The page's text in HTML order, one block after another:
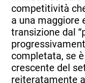
competitività
a una maggiore
transizione dal
completata, se
crescente del
reiteratamente